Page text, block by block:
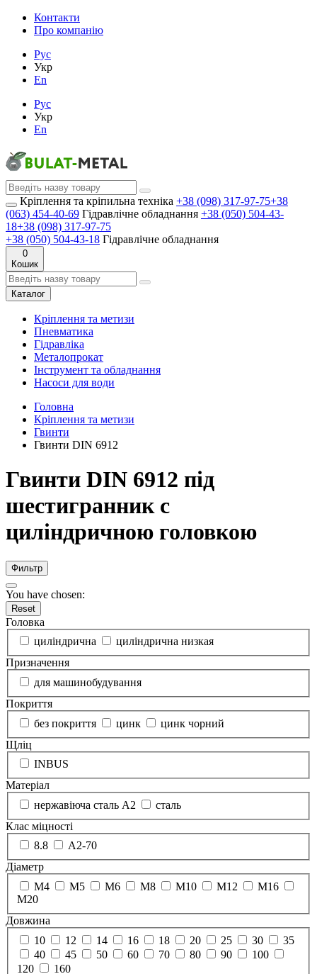
Контакти
Про компанію
Рус
Укр
En
Рус
Укр
En
Кріплення та кріпильна техніка +38 (098) 317-97-75+38
(063) 454-40-69 Гідравлічне обладнання +38 (050) 504-43-
18+38 (098) 317-97-75
+38 (050) 504-43-18 Гідравлічне обладнання
0
Кошик
Каталог
Кріплення та метизи
Пневматика
Гідравліка
Металопрокат
Інструмент та обладнання
Насоси для води
Головна
Кріплення та метизи
Гвинти
Гвинти DIN 6912
Гвинти DIN 6912 під
шестигранник c
циліндричною головкою
Фильтр
You have chosen:
Reset
Головка
циліндрична
циліндрична низкая
Призначення
для машинобудування
Покриття
без покриття
цинк
цинк чорний
Щліц
INBUS
Матеріал
нержавіюча сталь А2
сталь
Клас міцності
8.8
А2-70
Діаметр
М4
М5 М6 М8 М10 М12
М16
М20
Довжина
10
12 14 16 18 20 25 30
35
40
45 50 60 70 80 90
100
120
160